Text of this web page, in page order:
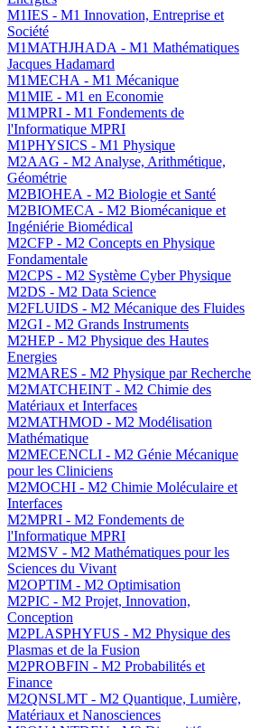
M1IES - M1 Innovation, Entreprise et
Société
M1MATHJHADA - M1 Mathématiques
Jacques Hadamard
M1MECHA - M1 Mécanique
M1MIE - M1 en Economie
M1MPRI - M1 Fondements de
l'Informatique MPRI
M1PHYSICS - M1 Physique
M2AAG - M2 Analyse, Arithmétique,
Géométrie
M2BIOHEA - M2 Biologie et Santé
M2BIOMECA - M2 Biomécanique et
Ingéniérie Biomédical
M2CFP - M2 Concepts en Physique
Fondamentale
M2CPS - M2 Système Cyber Physique
M2DS - M2 Data Science
M2FLUIDS - M2 Mécanique des Fluides
M2GI - M2 Grands Instruments
M2HEP - M2 Physique des Hautes
Energies
M2MARES - M2 Physique par Recherche
M2MATCHEINT - M2 Chimie des
Matériaux et Interfaces
M2MATHMOD - M2 Modélisation
Mathématique
M2MECENCLI - M2 Génie Mécanique
pour les Cliniciens
M2MOCHI - M2 Chimie Moléculaire et
Interfaces
M2MPRI - M2 Fondements de
l'Informatique MPRI
M2MSV - M2 Mathématiques pour les
Sciences du Vivant
M2OPTIM - M2 Optimisation
M2PIC - M2 Projet, Innovation,
Conception
M2PLASPHYFUS - M2 Physique des
Plasmas et de la Fusion
M2PROBFIN - M2 Probabilités et
Finance
M2QNSLMT - M2 Quantique, Lumière,
Matériaux et Nanosciences